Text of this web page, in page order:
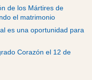
de los Mártires de
el matrimonio
es una oportunidad para
Corazón el 12 de